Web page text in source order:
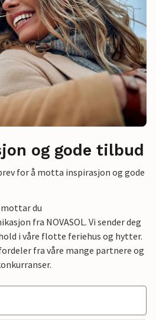
og gode tilbud
for å motta inspirasjon og gode
du
fra NOVASOL. Vi sender deg
i våre flotte feriehus og hytter.
fra våre mange partnere og